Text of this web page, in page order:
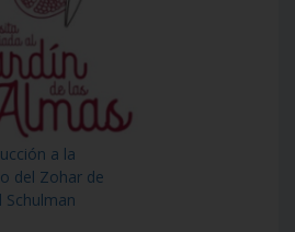
a la
del Zohar de
Schulman